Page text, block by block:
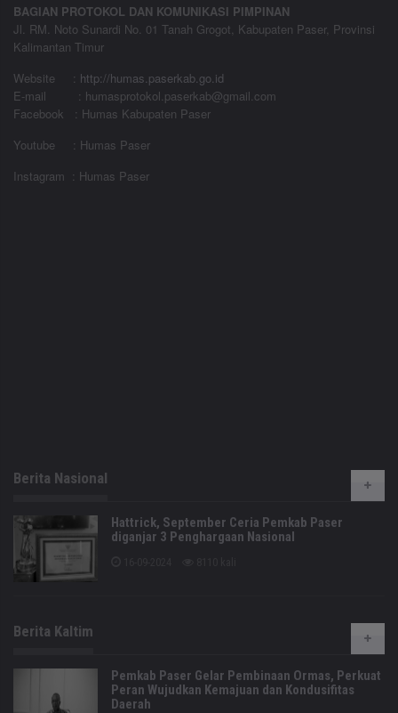
BAGIAN PROTOKOL DAN KOMUNIKASI PIMPINAN
Jl. RM. Noto Sunardi No. 01 Tanah Grogot, Kabupaten Paser, Provinsi
Kalimantan Timur
Website
: http://humas.paserkab.go.id
E-mail : humasprotokol.paserkab@gmail.com
Facebook : Humas Kabupaten Paser
Youtube : Humas Paser
Instagram : Humas Paser
Berita Nasional
Hattrick, September Ceria Pemkab Paser
diganjar 3 Penghargaan Nasional
Berita Kaltim
Pemkab Paser Gelar Pembinaan Ormas, Perkuat
Peran Wujudkan Kemajuan dan Kondusifitas
Daerah